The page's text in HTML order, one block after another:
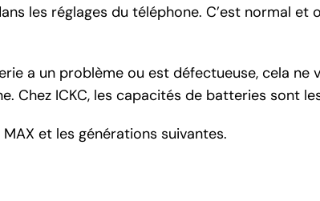
les réglages du téléphone. C’est normal
a un problème ou est défectueuse, cela
Chez ICKC, les capacités de batteries sont
MAX et les générations suivantes.